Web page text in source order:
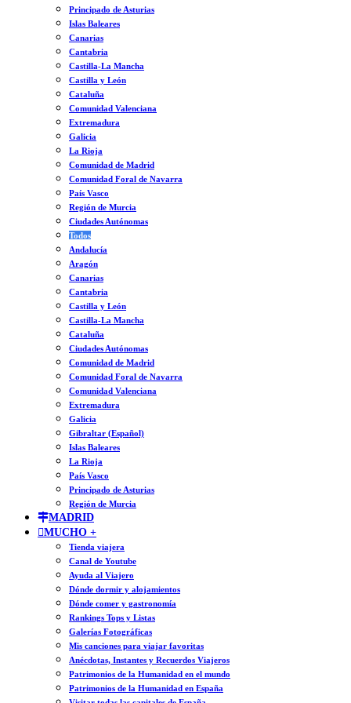
Principado de Asturias
Islas Baleares
Canarias
Cantabria
Castilla-La Mancha
Castilla y León
Cataluña
Comunidad Valenciana
Extremadura
Galicia
La Rioja
Comunidad de Madrid
Comunidad Foral de Navarra
País Vasco
Región de Murcia
Ciudades Autónomas
Todos
Andalucía
Aragón
Canarias
Cantabria
Castilla y León
Castilla-La Mancha
Cataluña
Ciudades Autónomas
Comunidad de Madrid
Comunidad Foral de Navarra
Comunidad Valenciana
Extremadura
Galicia
Gibraltar (Español)
Islas Baleares
La Rioja
País Vasco
Principado de Asturias
Región de Murcia
MADRID
MUCHO +
Tienda viajera
Canal de Youtube
Ayuda al Viajero
Dónde dormir y alojamientos
Dónde comer y gastronomía
Rankings Tops y Listas
Galerías Fotográficas
Mis canciones para viajar favoritas
Anécdotas, Instantes y Recuerdos Viajeros
Patrimonios de la Humanidad en el mundo
Patrimonios de la Humanidad en España